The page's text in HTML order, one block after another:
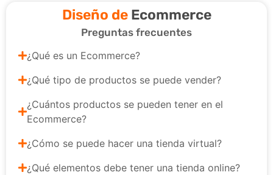
Diseño de Ecommerce
Preguntas frecuentes
¿Qué es un Ecommerce?
¿Qué tipo de productos se puede vender?
¿Cuántos productos se pueden tener en el
Ecommerce?
¿Cómo se puede hacer una tienda virtual?
¿Qué elementos debe tener una tienda online?